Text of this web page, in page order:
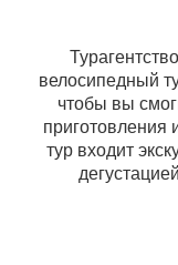
велосипедный
чтобы вы
приготовления
тур входит